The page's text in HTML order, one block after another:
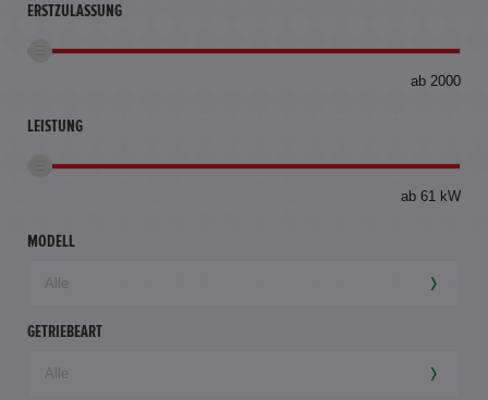
ERSTZULASSUNG
ab 2000
LEISTUNG
ab 61 kW
MODELL
GETRIEBEART